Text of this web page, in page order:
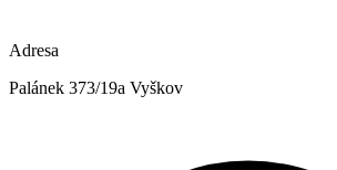
Adresa
Palánek 373/19a Vyškov